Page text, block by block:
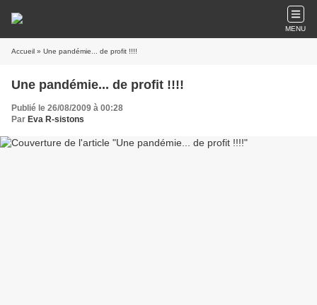
MENU
Accueil » Une pandémie... de profit !!!!
Une pandémie... de profit !!!!
Publié le 26/08/2009 à 00:28
Par Eva R-sistons